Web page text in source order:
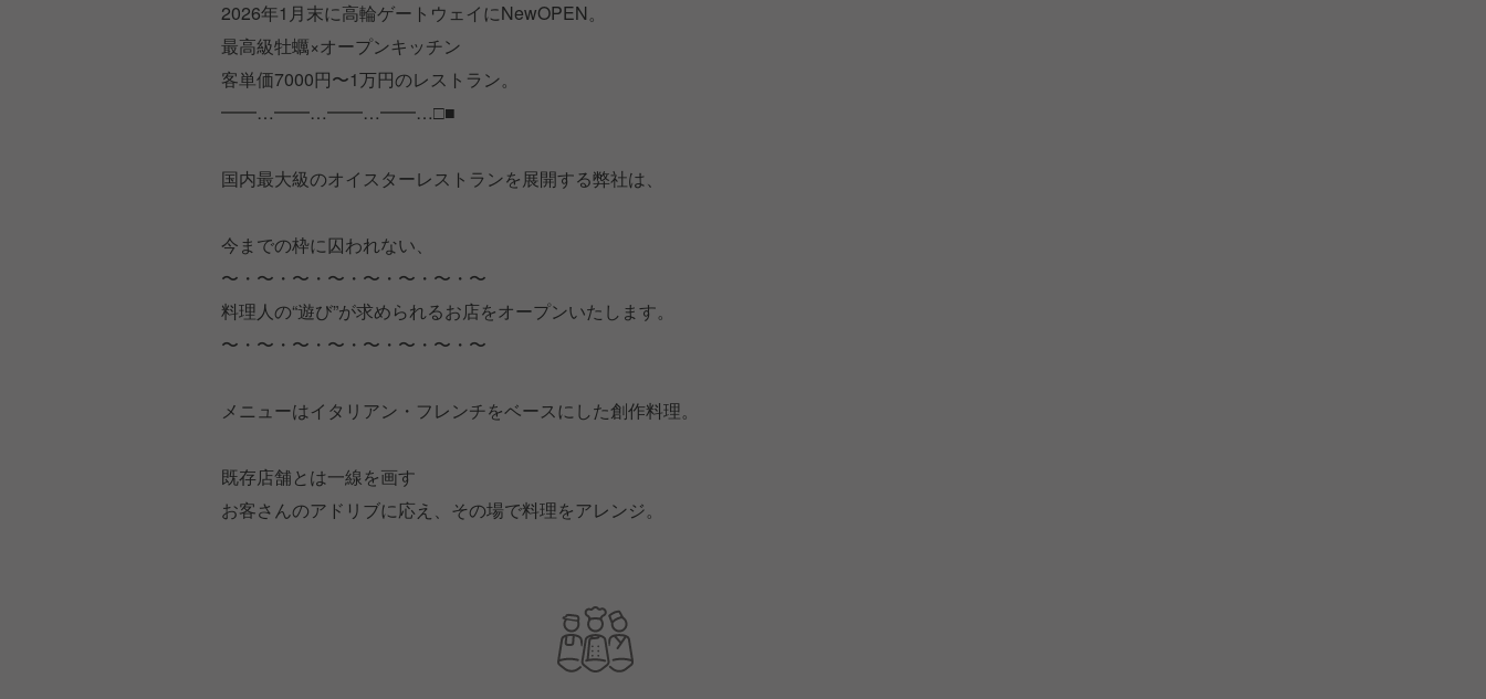
2026年1月末に高輪ゲートウェイにNewOPEN。
最高級牡蠣×オープンキッチン
客単価7000円〜1万円のレストラン。
━━…━━…━━…━━…□■
国内最大級のオイスターレストランを展開する弊社は、
今までの枠に囚われない、
〜・〜・〜・〜・〜・〜・〜・〜
料理人の“遊び”が求められるお店をオープンいたします。
〜・〜・〜・〜・〜・〜・〜・〜
メニューはイタリアン・フレンチをベースにした創作料理。
既存店舗とは一線を画す
お客さんのアドリブに応え、その場で料理をアレンジ。